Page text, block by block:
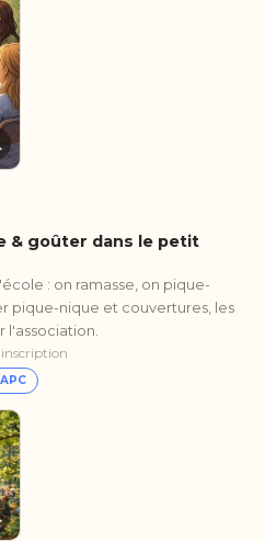
& goûter dans le petit
: on ramasse, on pique-
pique-nique et couvertures, les
l'association.
inscription